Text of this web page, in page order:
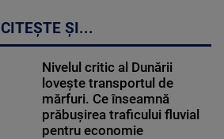
CITEȘTE ȘI...
Nivelul critic al Dunării
lovește transportul de
mărfuri. Ce înseamnă
prăbușirea traficului fluvial
pentru economie